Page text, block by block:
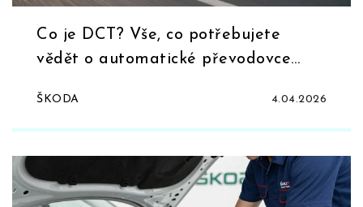
Co je DCT? Vše, co potřebujete
vědět o automatické převodovce
ŠKODA 4.04.2026